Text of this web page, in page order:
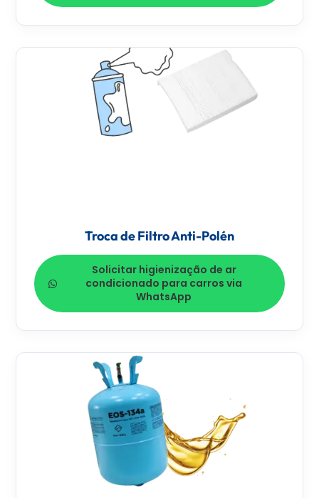
Troca de Filtro Anti-Polén
Solicitar higienização de ar
condicionado para carros via
WhatsApp